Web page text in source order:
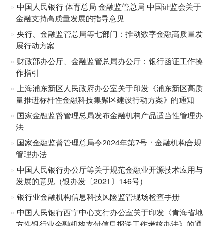
中国人民银行 体育总局 金融监管总局 中国证监会关于
金融支持高质量发展的指导意见
央行、金融监管总局等七部门：推动数字金融高质量发
展行动方案
财政部办公厅、金融监管总局办公厅：银行函证工作操
作指引
上海浦东新区人民政府办公室关于印发《浦东新区高质
量推进标杆性金融科技集聚区建设行动方案》的通知
国家金融监督管理总局发布金融机构产品适当性管理办
法
国家金融监督管理总局令2024年第7号：金融机构合规
管理办法
中国人民银行办公厅等关于规范金融业开源技术应用与
发展的意见（银办发〔2021〕146号）
银行业金融机构信息科技风险监管现场检查手册
中国人民银行西宁中心支行办公室关于印发《青海省地